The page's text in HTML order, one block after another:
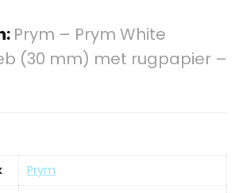
Prym – Prym White
(30 mm) met rugpapier –
‎Prym